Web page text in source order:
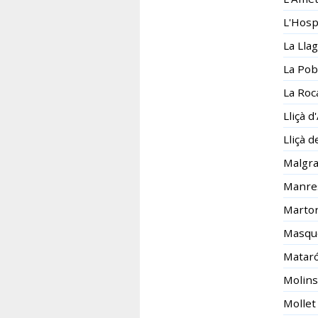
La
La
La
Lliçà
Lliçà
Mollet